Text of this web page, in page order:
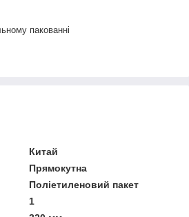
пакованні
Китай
Прямокутна
Поліетиленовий пакет
1